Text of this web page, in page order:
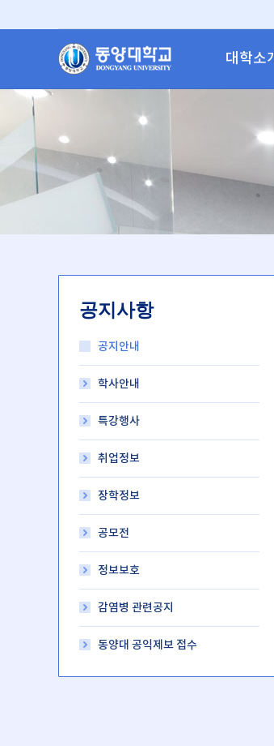
대학소
공지사항
공지안내
학사안내
특강행사
취업정보
장학정보
공모전
정보보호
감염병 관련공지
동양대 공익제보 접수